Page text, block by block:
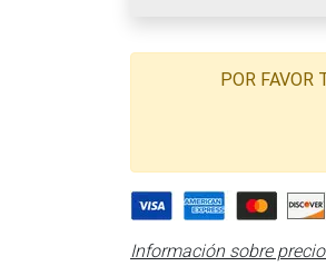
POR FAVOR
Información sobre